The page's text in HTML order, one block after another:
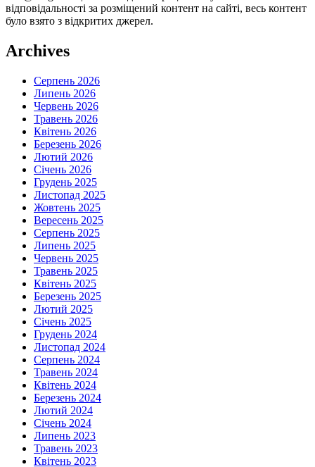
відповідальності за розміщений контент на сайті, весь контент
було взято з відкритих джерел.
Archives
Серпень 2026
Липень 2026
Червень 2026
Травень 2026
Квітень 2026
Березень 2026
Лютий 2026
Січень 2026
Грудень 2025
Листопад 2025
Жовтень 2025
Вересень 2025
Серпень 2025
Липень 2025
Червень 2025
Травень 2025
Квітень 2025
Березень 2025
Лютий 2025
Січень 2025
Грудень 2024
Листопад 2024
Серпень 2024
Травень 2024
Квітень 2024
Березень 2024
Лютий 2024
Січень 2024
Липень 2023
Травень 2023
Квітень 2023